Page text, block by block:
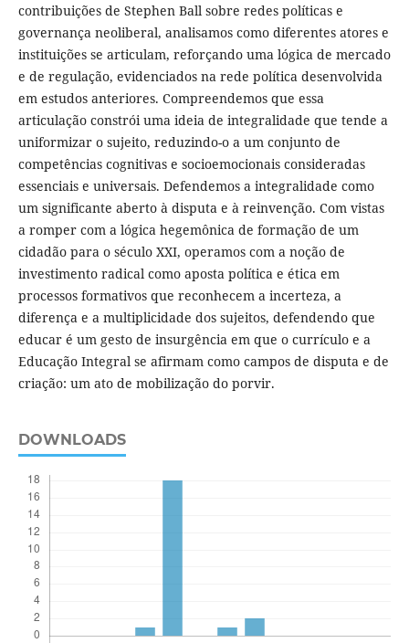
contribuições de Stephen Ball sobre redes políticas e
governança neoliberal, analisamos como diferentes atores e
instituições se articulam, reforçando uma lógica de mercado
e de regulação, evidenciados na rede política desenvolvida
em estudos anteriores. Compreendemos que essa
articulação constrói uma ideia de integralidade que tende a
uniformizar o sujeito, reduzindo-o a um conjunto de
competências cognitivas e socioemocionais consideradas
essenciais e universais. Defendemos a integralidade como
um significante aberto à disputa e à reinvenção. Com vistas
a romper com a lógica hegemônica de formação de um
cidadão para o século XXI, operamos com a noção de
investimento radical como aposta política e ética em
processos formativos que reconhecem a incerteza, a
diferença e a multiplicidade dos sujeitos, defendendo que
educar é um gesto de insurgência em que o currículo e a
Educação Integral se afirmam como campos de disputa e de
criação: um ato de mobilização do porvir.
DOWNLOADS